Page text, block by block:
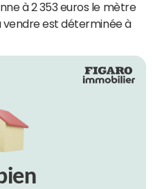
à 2 353 euros le mètre
vendre est déterminée à